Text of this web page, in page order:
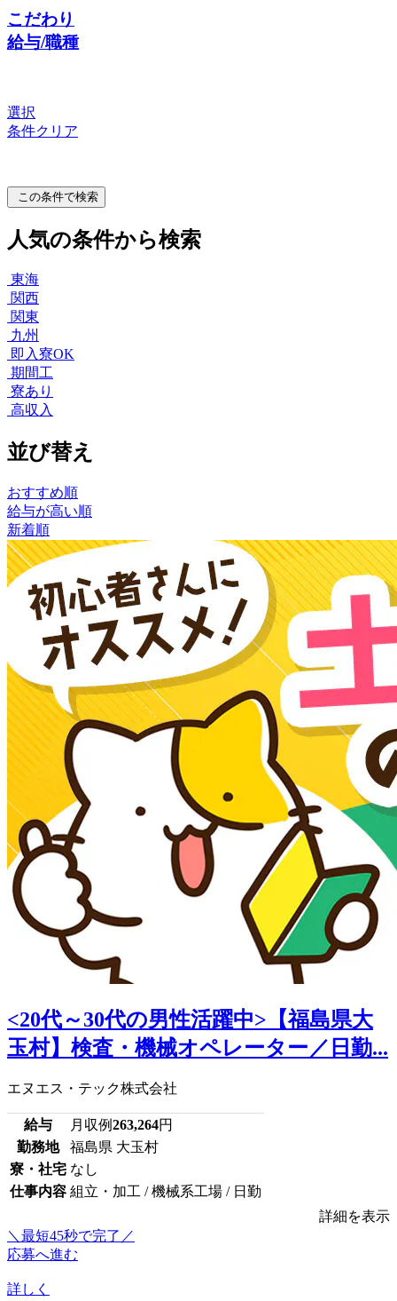
こだわり
給与/職種
選択
条件クリア
この条件で検索
人気の条件から検索
東海
関西
関東
九州
即入寮OK
期間工
寮あり
高収入
並び替え
おすすめ順
給与が高い順
新着順
<20代～30代の男性活躍中>【福島県大
玉村】検査・機械オペレーター／日勤...
エヌエス・テック株式会社
給与 月収例263,264円
勤務地
福島県 大玉村
寮・社宅 なし
仕事内容 組立・加工 / 機械系工場 / 日勤
詳細を表示
＼最短45秒で完了／
応募へ進む
詳しく